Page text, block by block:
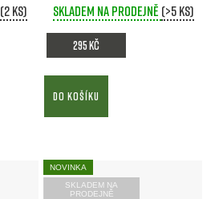
(2 ks) Skladem na prodejně (>5 ks)
295 Kč
DO KOŠÍKU
NOVINKA
SKLADEM NA
PRODEJNĚ